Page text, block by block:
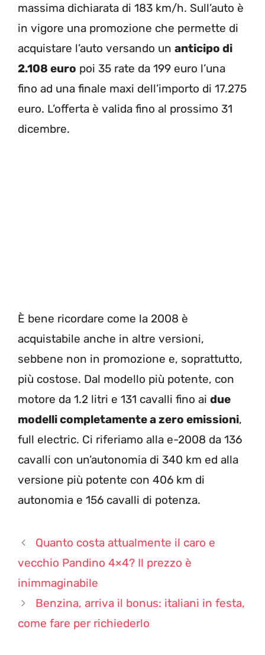
massima dichiarata di 183 km/h. Sull’auto è
in vigore una promozione che permette di
acquistare l’auto versando un anticipo di
2.108 euro poi 35 rate da 199 euro l’una
fino ad una finale maxi dell’importo di 17.275
euro. L’offerta è valida fino al prossimo 31
dicembre.
È bene ricordare come la 2008 è
acquistabile anche in altre versioni,
sebbene non in promozione e, soprattutto,
più costose. Dal modello più potente, con
motore da 1.2 litri e 131 cavalli fino ai due
modelli completamente a zero emissioni,
full electric. Ci riferiamo alla e-2008 da 136
cavalli con un’autonomia di 340 km ed alla
versione più potente con 406 km di
autonomia e 156 cavalli di potenza.
Quanto costa attualmente il caro e
vecchio Pandino 4×4? Il prezzo è
inimmaginabile
Benzina, arriva il bonus: italiani in festa,
come fare per richiederlo